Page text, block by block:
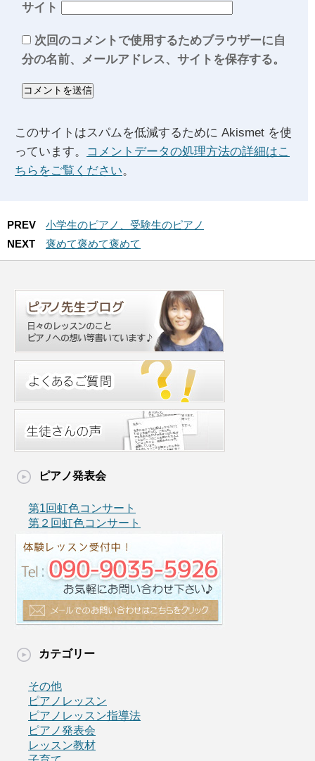
サイト
次回のコメントで使用するためブラウザーに自
分の名前、メールアドレス、サイトを保存する。
このサイトはスパムを低減するために Akismet を使
っています。
コメントデータの処理方法の詳細はこ
ちらをご覧ください。
PREV
小学生のピアノ、受験生のピアノ
NEXT
褒めて褒めて褒めて
ピアノ発表会
第1回虹色コンサート
第２回虹色コンサート
カテゴリー
その他
ピアノレッスン
ピアノレッスン指導法
ピアノ発表会
レッスン教材